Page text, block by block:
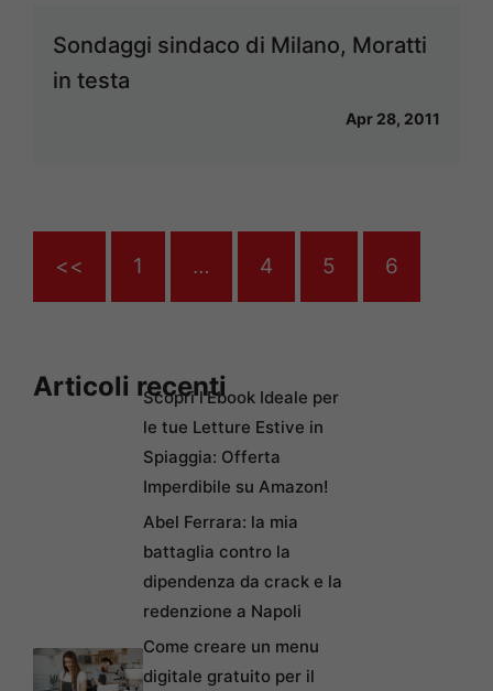
Sondaggi sindaco di Milano, Moratti
in testa
Apr 28, 2011
<< 1 … 4 5 6
Articoli recentiScopri l’Ebook Ideale per
le tue Letture Estive in
Spiaggia: Offerta
Imperdibile su Amazon!
Abel Ferrara: la mia
battaglia contro la
dipendenza da crack e la
redenzione a Napoli
Come creare un menu
digitale gratuito per il